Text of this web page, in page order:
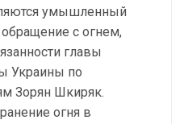
умышленный
с огнем,
главы
Украины по
Зорян Шкиряк.
огня в